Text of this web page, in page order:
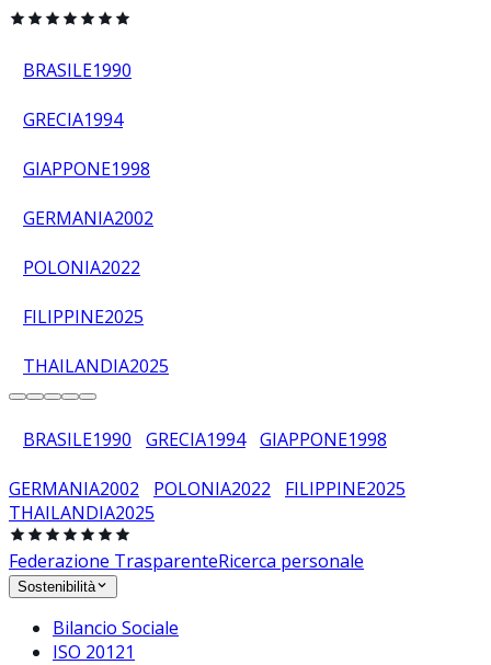
BRASILE1990
GRECIA1994
GIAPPONE1998
GERMANIA2002
POLONIA2022
FILIPPINE2025
THAILANDIA2025
BRASILE1990 GRECIA1994 GIAPPONE1998
GERMANIA2002 POLONIA2022 FILIPPINE2025
THAILANDIA2025
Federazione TrasparenteRicerca personale
Sostenibilità
Bilancio Sociale
ISO 20121